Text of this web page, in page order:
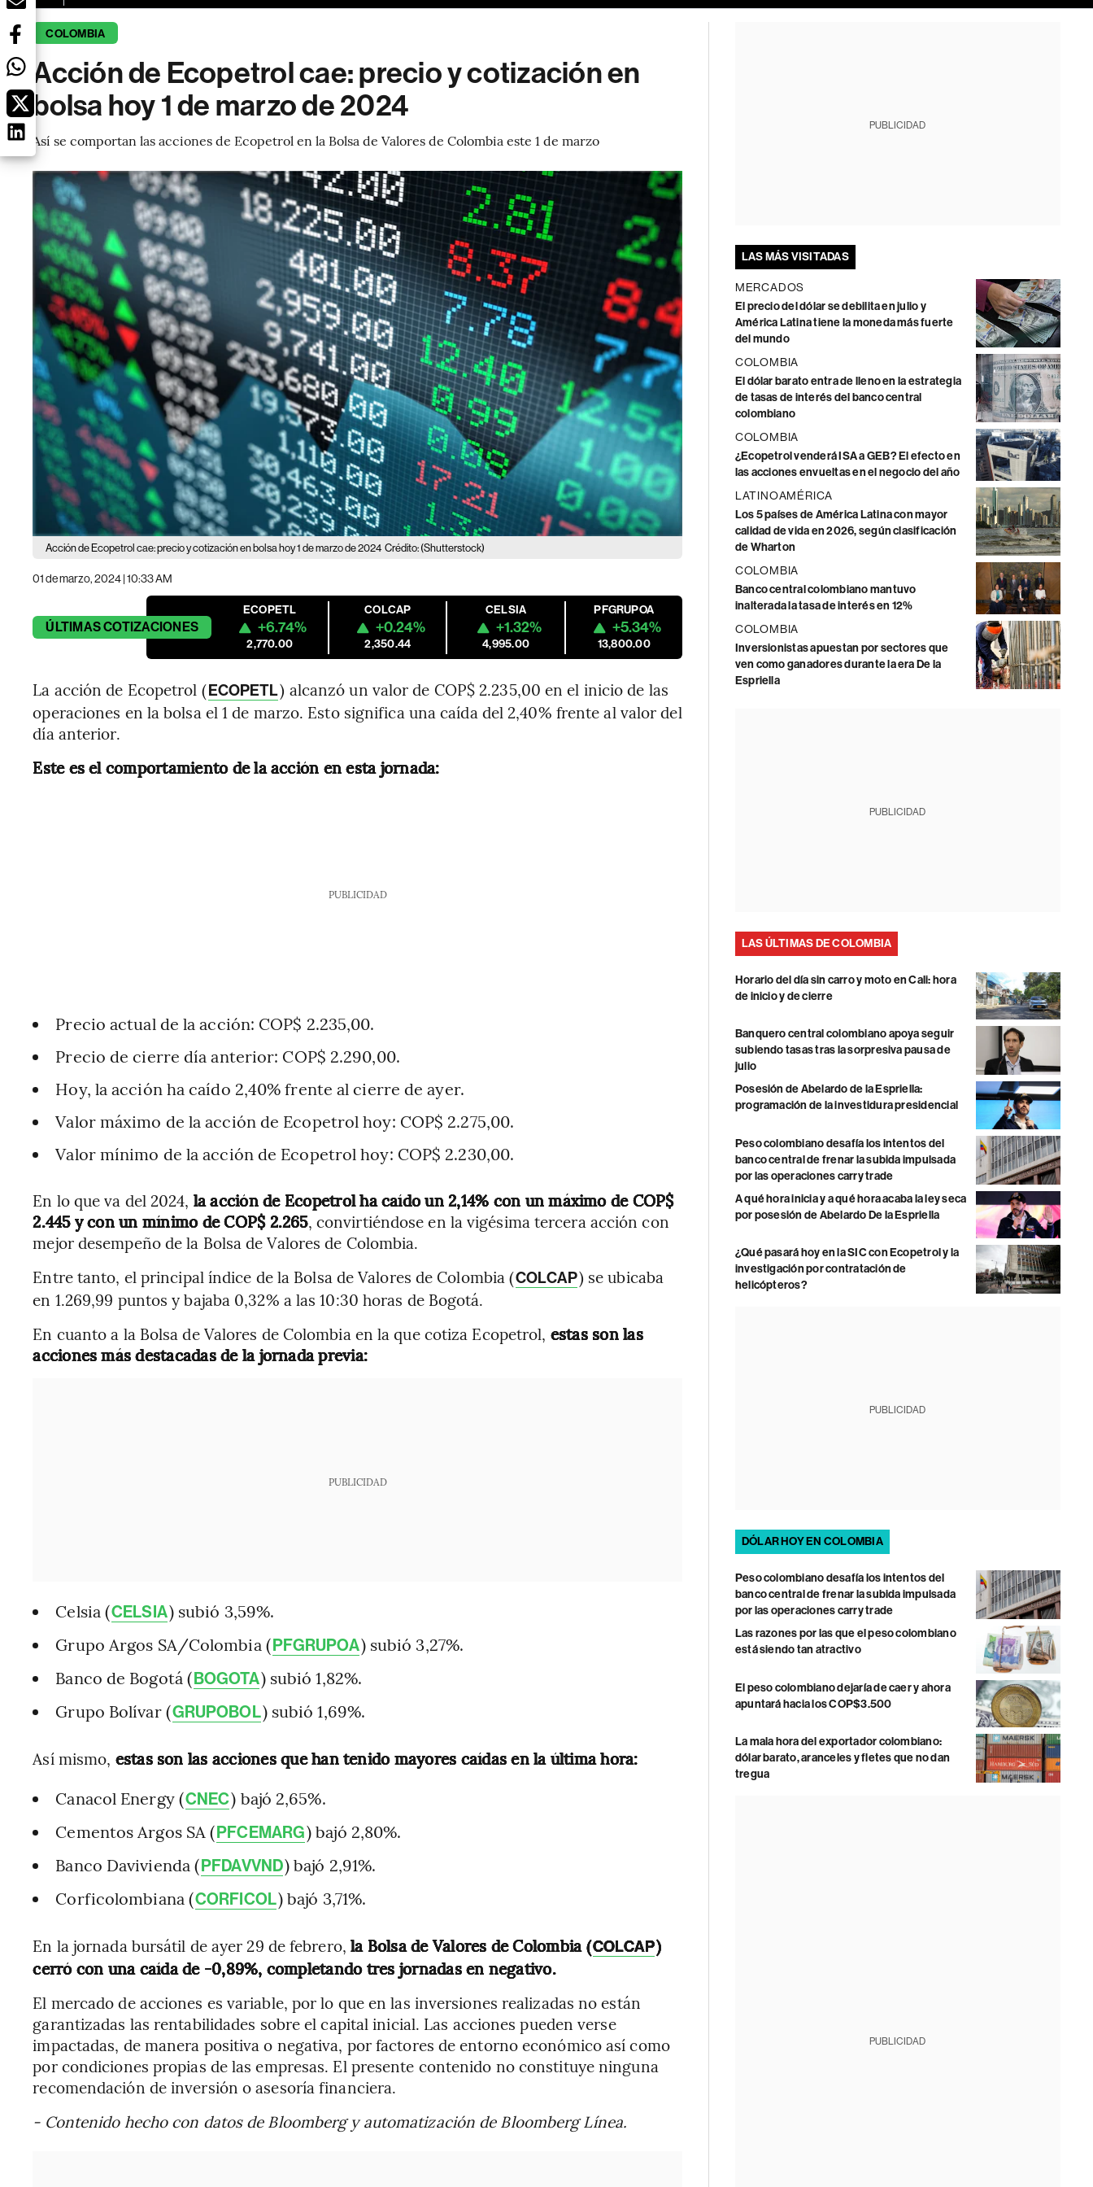
COLOMBIA
Acción de Ecopetrol cae: precio y cotización en
bolsa hoy 1 de marzo de 2024
Así se comportan las acciones de Ecopetrol en la Bolsa de Valores de Colombia este 1 de marzo
Acción de Ecopetrol cae: precio y cotización en bolsa hoy 1 de marzo de 2024 Crédito: (Shutterstock)
01 de marzo, 2024 | 10:33 AM
ÚLTIMASCOTIZACIONES
ECOPETL
+6.74%
2,770.00
COLCAP
+0.24%
2,350.44
CELSIA
+1.32%
4,995.00
PFGRUPOA
+5.34%
13,800.00
La acción de Ecopetrol (ECOPETL) alcanzó un valor de COP$ 2.235,00 en el inicio de las
operaciones en la bolsa el 1 de marzo. Esto significa una caída del 2,40% frente al valor del
día anterior.
Este es el comportamiento de la acción en esta jornada:
PUBLICIDAD
Precio actual de la acción: COP$ 2.235,00.
Precio de cierre día anterior: COP$ 2.290,00.
Hoy, la acción ha caído 2,40% frente al cierre de ayer.
Valor máximo de la acción de Ecopetrol hoy: COP$ 2.275,00.
Valor mínimo de la acción de Ecopetrol hoy: COP$ 2.230,00.
En lo que va del 2024, la acción de Ecopetrol ha caído un 2,14% con un máximo de COP$
2.445 y con un mínimo de COP$ 2.265, convirtiéndose en la vigésima tercera acción con
mejor desempeño de la Bolsa de Valores de Colombia.
Entre tanto, el principal índice de la Bolsa de Valores de Colombia (COLCAP) se ubicaba
en 1.269,99 puntos y bajaba 0,32% a las 10:30 horas de Bogotá.
En cuanto a la Bolsa de Valores de Colombia en la que cotiza Ecopetrol, estas son las
acciones más destacadas de la jornada previa:
PUBLICIDAD
Celsia (CELSIA) subió 3,59%.
Grupo Argos SA/Colombia (PFGRUPOA) subió 3,27%.
Banco de Bogotá (BOGOTA) subió 1,82%.
Grupo Bolívar (GRUPOBOL) subió 1,69%.
Así mismo, estas son las acciones que han tenido mayores caídas en la última hora:
Canacol Energy (CNEC) bajó 2,65%.
Cementos Argos SA (PFCEMARG) bajó 2,80%.
Banco Davivienda (PFDAVVND) bajó 2,91%.
Corficolombiana (CORFICOL) bajó 3,71%.
En la jornada bursátil de ayer 29 de febrero, la Bolsa de Valores de Colombia (COLCAP)
cerró con una caída de -0,89%, completando tres jornadas en negativo.
El mercado de acciones es variable, por lo que en las inversiones realizadas no están
garantizadas las rentabilidades sobre el capital inicial. Las acciones pueden verse
impactadas, de manera positiva o negativa, por factores de entorno económico así como
por condiciones propias de las empresas. El presente contenido no constituye ninguna
recomendación de inversión o asesoría financiera.
- Contenido hecho con datos de Bloomberg y automatización de Bloomberg Línea.
PUBLICIDAD
LAS MÁS VISITADAS
MERCADOS
El precio del dólar se debilita en julio y
América Latina tiene la moneda más fuerte
del mundo
COLOMBIA
El dólar barato entra de lleno en la estrategia
de tasas de interés del banco central
colombiano
COLOMBIA
¿Ecopetrol venderá ISA a GEB? El efecto en
las acciones envueltas en el negocio del año
LATINOAMÉRICA
Los 5 países de América Latina con mayor
calidad de vida en 2026, según clasificación
de Wharton
COLOMBIA
Banco central colombiano mantuvo
inalterada la tasa de interés en 12%
COLOMBIA
Inversionistas apuestan por sectores que
ven como ganadores durante la era De la
Espriella
PUBLICIDAD
LAS ÚLTIMAS DE COLOMBIA
Horario del día sin carro y moto en Cali: hora
de inicio y de cierre
Banquero central colombiano apoya seguir
subiendo tasas tras la sorpresiva pausa de
julio
Posesión de Abelardo de la Espriella:
programación de la investidura presidencial
Peso colombiano desafía los intentos del
banco central de frenar la subida impulsada
por las operaciones carry trade
A qué hora inicia y a qué hora acaba la ley seca
por posesión de Abelardo De la Espriella
¿Qué pasará hoy en la SIC con Ecopetrol y la
investigación por contratación de
helicópteros?
PUBLICIDAD
DÓLAR HOY EN COLOMBIA
Peso colombiano desafía los intentos del
banco central de frenar la subida impulsada
por las operaciones carry trade
Las razones por las que el peso colombiano
está siendo tan atractivo
El peso colombiano dejaría de caer y ahora
apuntará hacia los COP$3.500
La mala hora del exportador colombiano:
dólar barato, aranceles y fletes que no dan
tregua
PUBLICIDAD